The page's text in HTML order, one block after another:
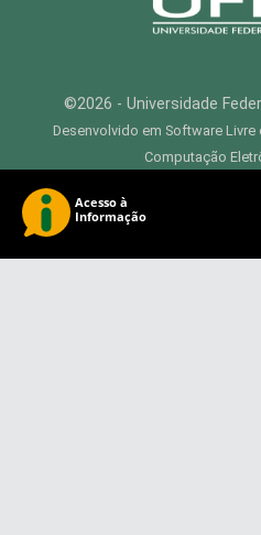
©2026 - Universidade
Desenvolvido em Software
Computação